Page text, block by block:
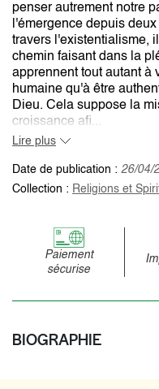
penser autrement notre
l'émergence depuis
travers l'existentialisme,
chemin faisant dans la
apprennent tout autant à
humaine qu'à être
Dieu. Cela suppose la
croissance afi...
Lire plus
Date de publication : 26/04/
Collection : Religions et
Paiement
sécurise
BIOGRAPHIE